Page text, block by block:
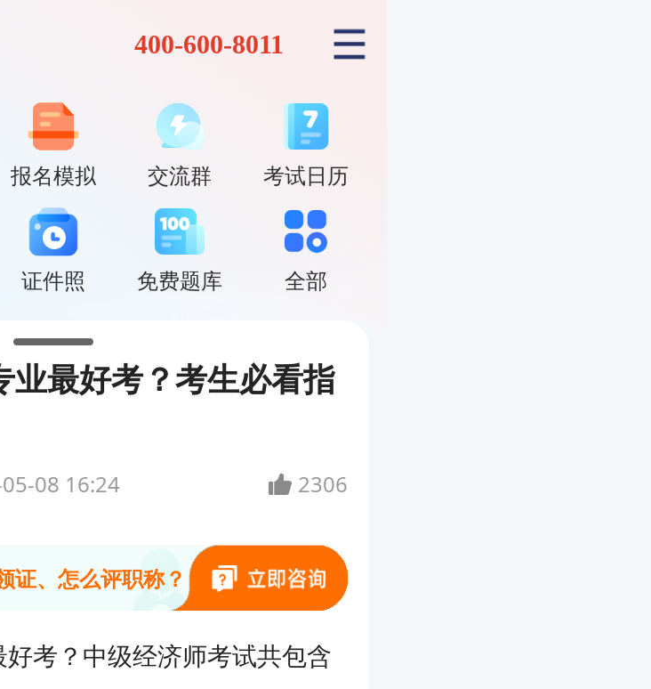
400-600-8011
报名模拟 交流群 考试日历
证件照 免费题库 全部
业最好考？考生必看指
08 16:24 2306
到底难不难？
职称、领补贴吗？
考？中级经济师考试共包含